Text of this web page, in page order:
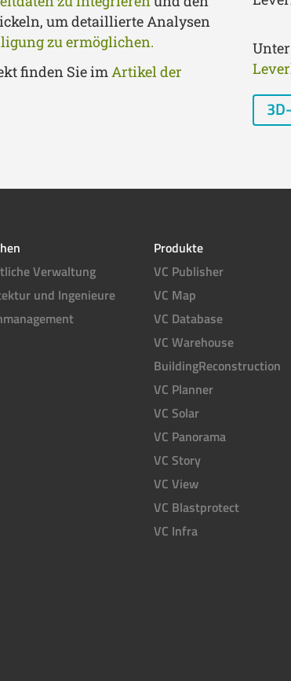
um detaillierte Analysen
zu ermöglichen.
finden Sie imArtikel der
Verwaltung
und Ingenieure
Produkte
VC Publisher
VC Map
VC Database
VC Warehouse
BuildingReconstruction
VC Planner
VC Solar
VC Panorama
VC Story
VC View
VC Blastprotect
VC Infra